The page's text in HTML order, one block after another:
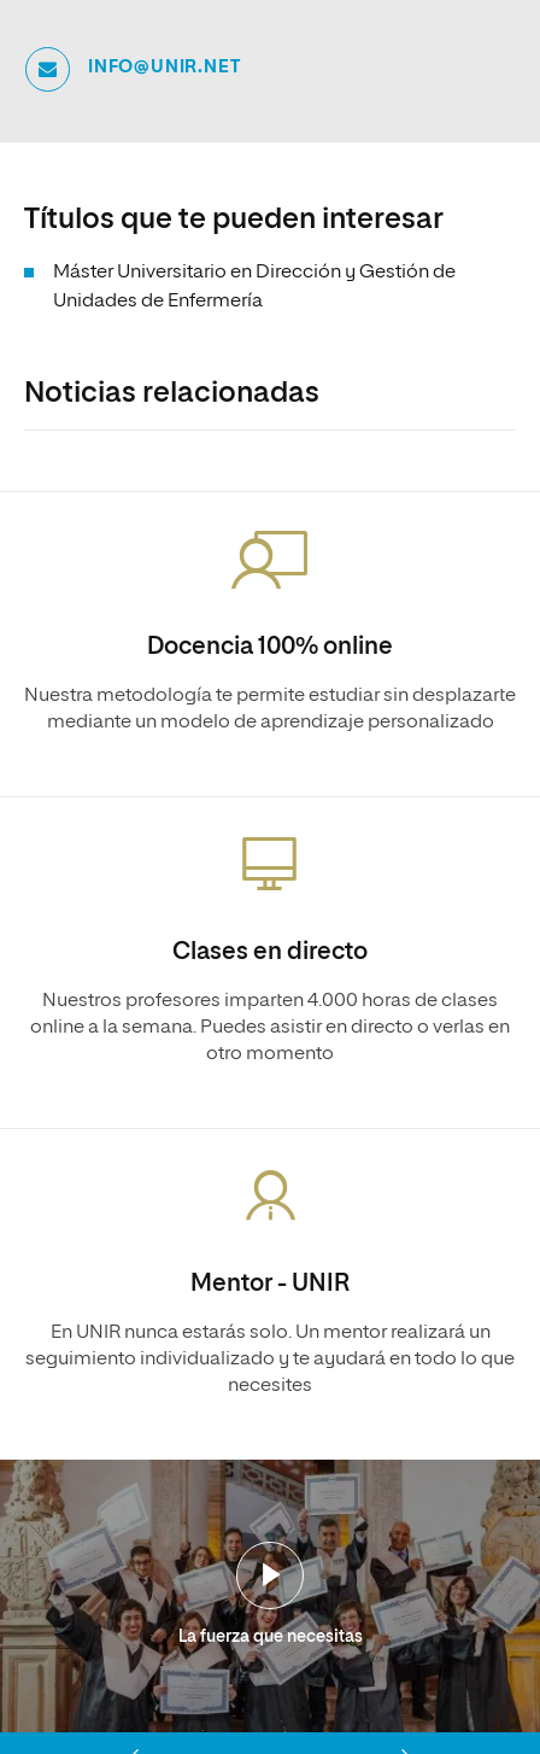
INFO@UNIR.NET
Títulos que te pueden interesar
Máster Universitario en Dirección y Gestión de
Unidades de Enfermería
Noticias relacionadas
Docencia 100% online
Nuestra metodología te permite estudiar sin desplazarte
mediante un modelo de aprendizaje personalizado
Clases en directo
Nuestros profesores imparten 4.000 horas de clases
online a la semana. Puedes asistir en directo o verlas en
otro momento
Mentor - UNIR
En UNIR nunca estarás solo. Un mentor realizará un
seguimiento individualizado y te ayudará en todo lo que
necesites
La fuerza que necesitas